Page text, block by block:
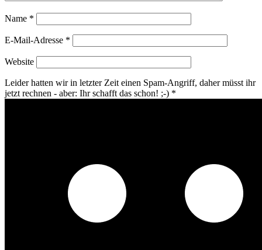
Name *
E-Mail-Adresse *
Website
Leider hatten wir in letzter Zeit einen Spam-Angriff, daher müsst ihr
jetzt rechnen - aber: Ihr schafft das schon! ;-) *